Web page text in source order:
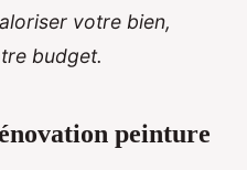
votre bien,
budget.
peinture